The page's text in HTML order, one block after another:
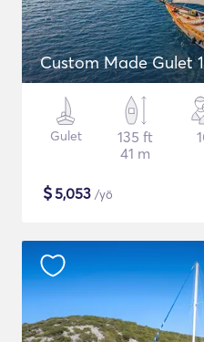
Custom Made Gulet
Gulet
135 ft
41 m
$5,053 /yö